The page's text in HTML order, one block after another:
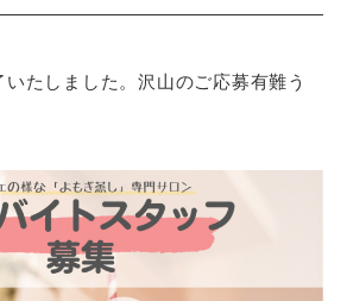
たしました。沢山のご応募有難う